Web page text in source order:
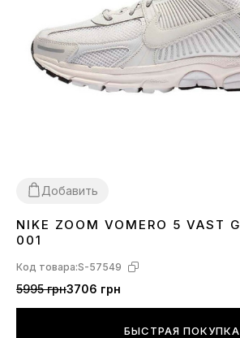
Добавить
3637 38394041424344
NIKE ZOOM VOMERO 5 VAST
001
Код товара:S-57549
5995 грн3706 грн
БЫСТРАЯ ПОКУПКА